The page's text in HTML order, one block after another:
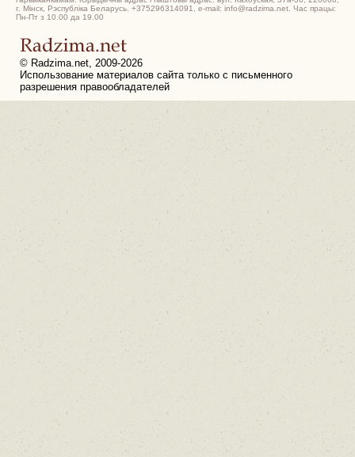
г. Мінск, Рэспубліка Беларусь. +375296314091, e-mail: info@radzima.net. Час працы:
Пн-Пт з 10.00 да 19.00
© Radzima.net, 2009-2026
Использование материалов сайта только с письменного
разрешения правообладателей